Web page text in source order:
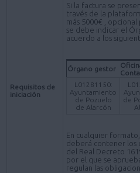
Requisitos de
iniciación
Si la factura se
través de la
más 5000€ ,
se debe indicar el
acuerdo a los
Órgano gestor
L01281150:
Ayuntamiento
de Pozuelo
de Alarcón
de
En cualquier
deberá contener los
del Real Decreto
por el que se
regulan las